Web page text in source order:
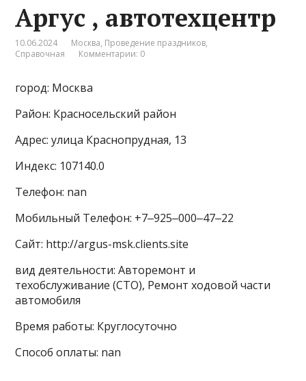
Аргус , автотехцентр
10.06.2024 Москва, Проведение праздников,
Справочная
Комментарии: 0
город: Москва
Район: Красносельский район
Адрес: улица Краснопрудная, 13
Индекс: 107140.0
Телефон: nan
Мобильный Телефон: +7‒925‒000‒47‒22
Сайт: http://argus-msk.clients.site
вид деятельности: Авторемонт и
техобслуживание (СТО), Ремонт ходовой части
автомобиля
Время работы: Круглосуточно
Способ оплаты: nan